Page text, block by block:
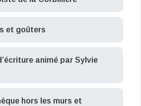
et goûters
animé par Sylvie
hors les murs et